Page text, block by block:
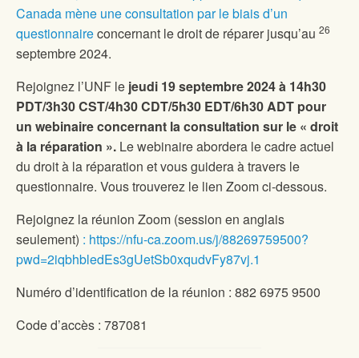
Canada mène une consultation par le biais d’un
questionnaireconcernant le droit de réparer jusqu’au 26
septembre 2024.
Rejoignez l’UNF le jeudi 19 septembre 2024 à 14h30
PDT/3h30 CST/4h30 CDT/5h30 EDT/6h30 ADT pour
un webinaire concernant la consultation sur le « droit
à la réparation ». Le webinaire abordera le cadre actuel
du droit à la réparation et vous guidera à travers le
questionnaire. Vous trouverez le lien Zoom ci-dessous.
Rejoignez la réunion Zoom (session en anglais
seulement) : https://nfu-ca.zoom.us/j/88269759500?
pwd=2iqbhbledEs3gUetSb0xqudvFy87vj.1
Numéro d’identification de la réunion : 882 6975 9500
Code d’accès : 787081